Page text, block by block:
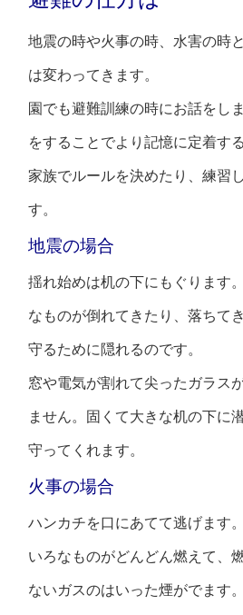
地震の時や火事の時、水害の時
は変わってきます。
園でも避難訓練の時にお話をし
をすることでより記憶に定着す
家族でルールを決めたり、練習
す。
地震の場合
揺れ始めは机の下にもぐります
なものが倒れてきたり、落ちて
守るために隠れるのです。
窓や電気が割れて尖ったガラス
ません。固くて大きな机の下に
守ってくれます。
火事の場合
ハンカチを口にあてて逃げます
いろなものがどんどん燃えて、
ないガスのはいった煙がでます。